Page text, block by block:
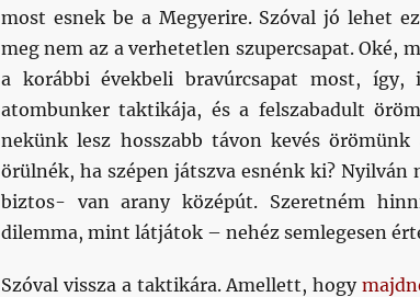
most esnek be a Megyerire. Szóval jó lehet
meg nem az a verhetetlen szupercsapat. Oké,
a korábbi évekbeli bravúrcsapat most, így,
atombunker taktikája, és a felszabadult
nekünk lesz hosszabb távon kevés örömünk
örülnék, ha szépen játszva esnénk ki?
biztos- van arany középút. Szeretném
dilemma, mint látjátok – nehéz semlegesen
Szóval vissza a taktikára. Amellett, hogy